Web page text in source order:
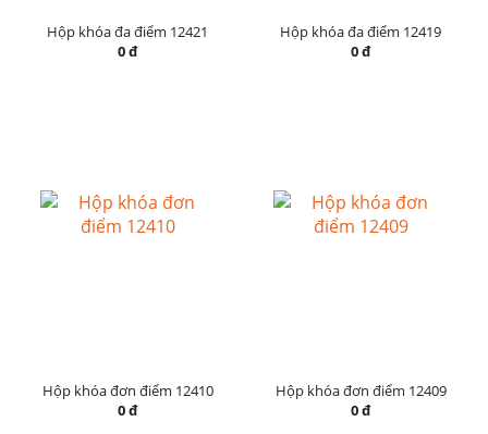
Hộp khóa đa điểm 12421
0 đ
Hộp khóa đa điểm 12419
0 đ
Hộp khóa đơn điểm 12410
0 đ
Hộp khóa đơn điểm 12409
0 đ